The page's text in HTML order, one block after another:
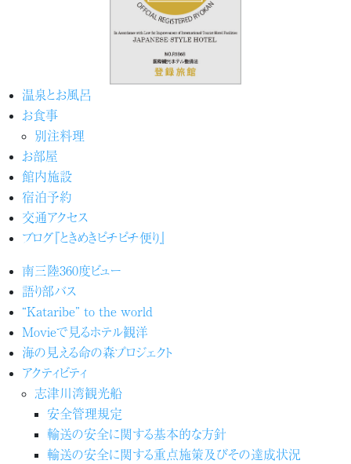
温泉とお風呂
お食事
別注料理
お部屋
館内施設
宿泊予約
交通アクセス
ブログ『ときめきピチピチ便り』
南三陸360度ビュー
語り部バス
“Kataribe” to the world
Movieで見るホテル観洋
海の見える命の森プロジェクト
アクティビティ
志津川湾観光船
安全管理規定
輸送の安全に関する基本的な方針
輸送の安全に関する重点施策及びその達成状況